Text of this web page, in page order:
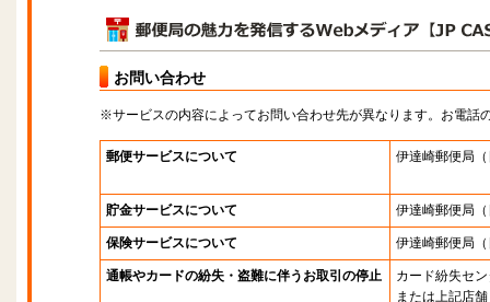
お問い合わせ
※サービスの内容によってお問い合わせ先が異なります。お電話
郵便サービスについて 伊達崎郵便局
貯金サービスについて 伊達崎郵便局
保険サービスについて 伊達崎郵便局
通帳やカードの紛失・盗難に伴うお取引の停止
カード紛失セ
または上記店舗